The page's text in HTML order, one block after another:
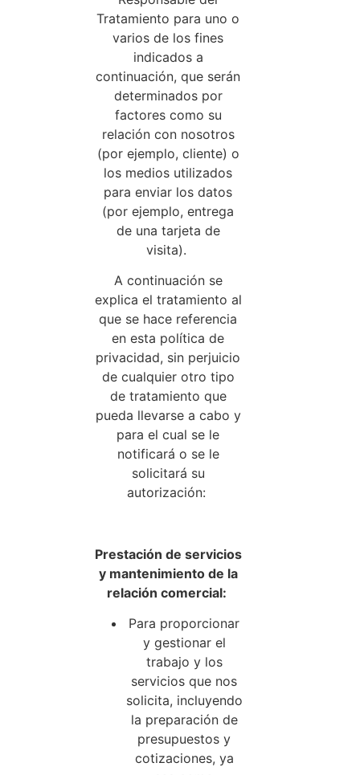
Tratamiento para uno o
varios de los fines
indicados a
continuación, que serán
determinados por
factores como su
relación con nosotros
(por ejemplo, cliente) o
los medios utilizados
para enviar los datos
(por ejemplo, entrega
de una tarjeta de
visita).
A continuación se
explica el tratamiento al
que se hace referencia
en esta política de
privacidad, sin perjuicio
de cualquier otro tipo
de tratamiento que
pueda llevarse a cabo y
para el cual se le
notificará o se le
solicitará su
autorización:
Prestación de servicios
y mantenimiento de la
relación comercial:
Para proporcionar
y gestionar el
trabajo y los
servicios que nos
solicita, incluyendo
la preparación de
presupuestos y
cotizaciones, ya